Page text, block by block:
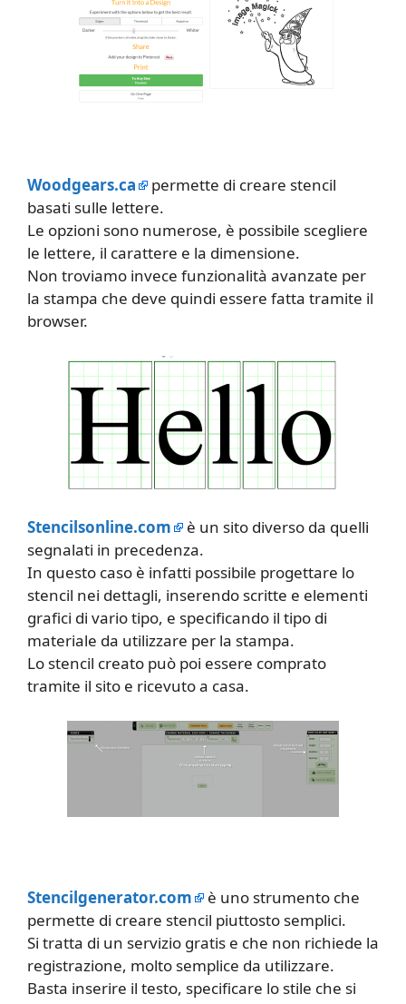
Woodgears.ca
permette di creare stencil
basati sulle lettere.
Le opzioni sono numerose, è possibile scegliere
le lettere, il carattere e la dimensione.
Non troviamo invece funzionalità avanzate per
la stampa che deve quindi essere fatta tramite il
browser.
Stencilsonline.com
è un sito diverso da quelli
segnalati in precedenza.
In questo caso è infatti possibile progettare lo
stencil nei dettagli, inserendo scritte e elementi
grafici di vario tipo, e specificando il tipo di
materiale da utilizzare per la stampa.
Lo stencil creato può poi essere comprato
tramite il sito e ricevuto a casa.
Stencilgenerator.com
è uno strumento che
permette di creare stencil piuttosto semplici.
Si tratta di un servizio gratis e che non richiede la
registrazione, molto semplice da utilizzare.
Basta inserire il testo, specificare lo stile che si